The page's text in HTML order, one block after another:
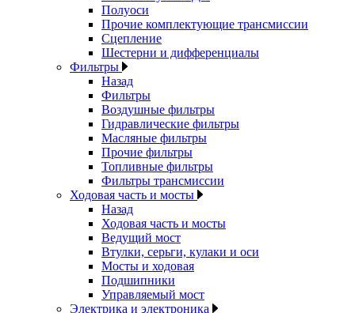
Полуоси
Прочие комплектующие трансмиссии
Сцепление
Шестерни и дифференциалы
Фильтры
Назад
Фильтры
Воздушные фильтры
Гидравлические фильтры
Масляные фильтры
Прочие фильтры
Топливные фильтры
Фильтры трансмиссии
Ходовая часть и мосты
Назад
Ходовая часть и мосты
Ведущий мост
Втулки, серьги, кулаки и оси
Мосты и ходовая
Подшипники
Управляемый мост
Электрика и электроника